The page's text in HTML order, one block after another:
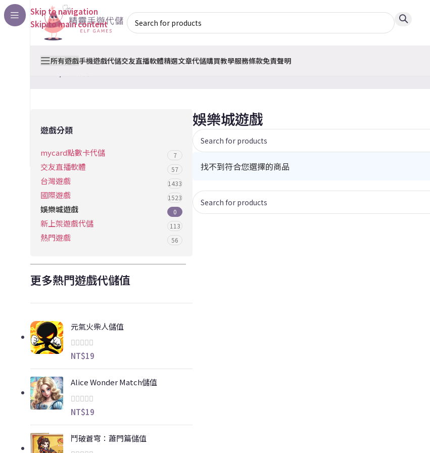
Skip to navigation
Skip to main content
所有遊戲手機遊戲代儲交友直播軟體精選文章代儲購買教學服務條款免責聲明
遊戲分類
mycard點數卡代儲 7
交友直播軟體 57
台灣遊戲 1433
國際遊戲 1523
娛樂城遊戲 0
新上架遊戲代儲 113
熱門遊戲 56
更多熱門遊戲代儲值
元氣火柴人儲值
NT$19
Alice Wonder Match儲值
NT$19
鬥破蒼穹：蕭門篇儲值
娛樂城遊戲
找不到符合您選擇的商品